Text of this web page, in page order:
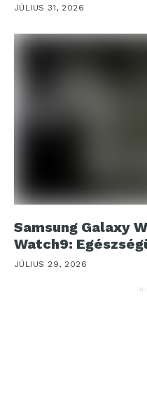
JÚLIUS 31, 2026
Samsung Galaxy
Watch9:
JÚLIUS 29, 2026